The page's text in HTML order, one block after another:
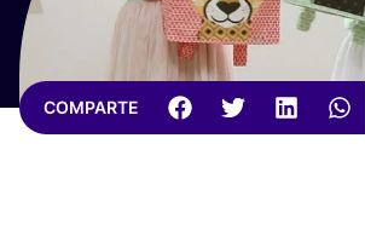
COMPARTE